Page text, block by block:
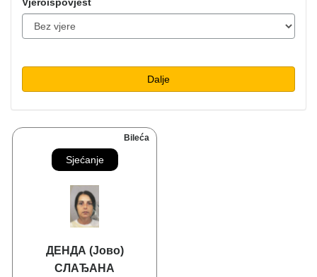
Dalje
Bileća
Sjećanje
ДЕНДА (Јово)
СЛАЂАНА